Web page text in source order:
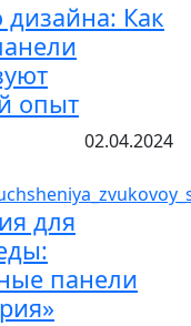
дизайна: Как
опыт
02.04.2024
для
панели